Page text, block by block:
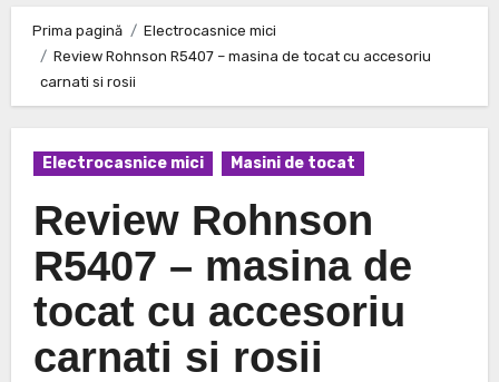
Prima pagină
Electrocasnice mici
Review Rohnson R5407 – masina de tocat cu accesoriu
carnati si rosii
Electrocasnice mici Masini de tocat
Review Rohnson
R5407 – masina de
tocat cu accesoriu
carnati si rosii